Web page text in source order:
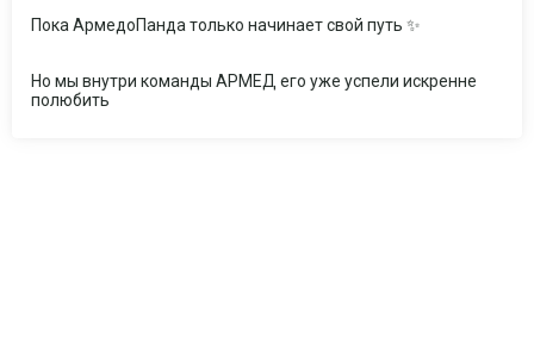
Пока АрмедоПанда только начинает свой путь ✨
Но мы внутри команды АРМЕД его уже успели искренне
полюбить